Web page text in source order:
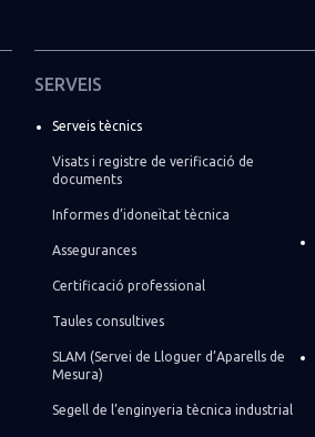
SERVEIS
Serveis tècnics
Visats i registre de verificació de
documents
Informes d’idoneïtat tècnica
Assegurances
Certificació professional
Taules consultives
SLAM (Servei de Lloguer d’Aparells de
Mesura)
Segell de l’enginyeria tècnica industrial